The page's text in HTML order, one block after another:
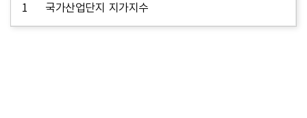
1 국가산업단지 지가지수